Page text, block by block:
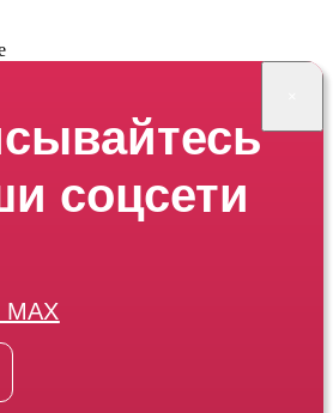
соцсети
МАХ